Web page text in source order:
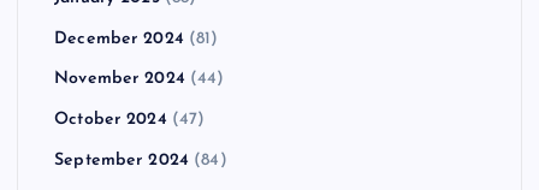
December 2024 (81)
November 2024 (44)
October 2024 (47)
September 2024 (84)